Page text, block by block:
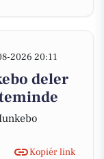
2026 20:11
deler
Kopiér link